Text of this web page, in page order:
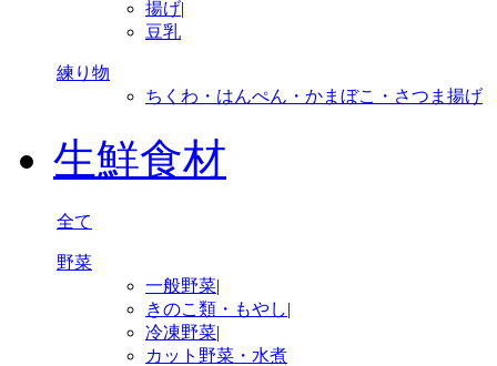
揚げ|
豆乳
練り物
ちくわ・はんぺん・かまぼこ・さつま揚げ
生鮮食材
全て
野菜
一般野菜|
きのこ類・もやし|
冷凍野菜|
カット野菜・水煮